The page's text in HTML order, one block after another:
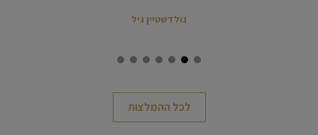
גולדשטיין גיל
לכל ההמלצות